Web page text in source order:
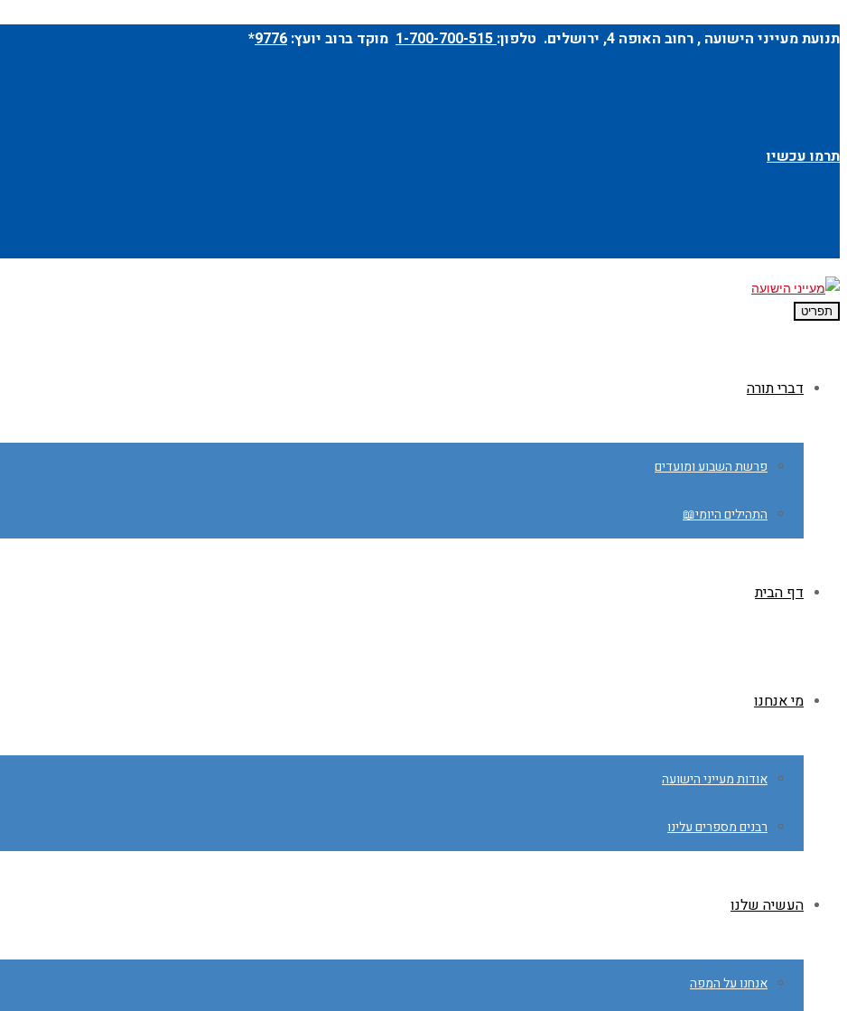
תנועת מעייני הישועה ,רחוב האופה 4 , ירושלים. טלפון: מוקד ברוב יועץ: 9776
*
תרמו עכשיו
תפריט
דברי תורה
פרשת השבוע ומועדים
התהילים היומי📖
דף הבית
מי אנחנו
אודות מעייני הישועה
רבנים מספרים עלינו
העשיה שלנו
אנחנו על המפה